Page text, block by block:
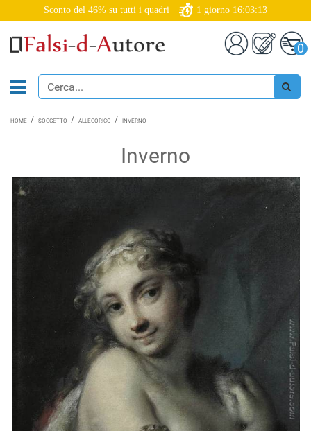
Sconto del 46% su tutti i quadri 1 giorno 16:03:12
0
HOME SOGGETTO ALLEGORICO INVERNO
Inverno